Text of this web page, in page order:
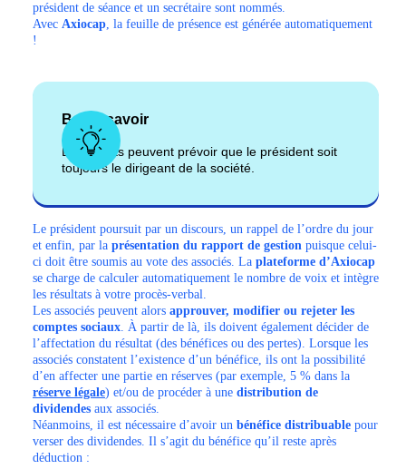
président de séance et un secrétaire sont nommés.
Avec Axiocap, la feuille de présence est générée automatiquement
!
Bon à savoir
Les statuts peuvent prévoir que le président soit
toujours le dirigeant de la société.
Le président poursuit par un discours, un rappel de l’ordre du jour
et enfin, par la présentation du rapport de gestion puisque celui-
ci doit être soumis au vote des associés. La plateforme d’Axiocap
se charge de calculer automatiquement le nombre de voix et intègre
les résultats à votre procès-verbal.
Les associés peuvent alors approuver, modifier ou rejeter les
comptes sociaux. À partir de là, ils doivent également décider de
l’affectation du résultat (des bénéfices ou des pertes). Lorsque les
associés constatent l’existence d’un bénéfice, ils ont la possibilité
d’en affecter une partie en réserves (par exemple, 5 % dans la
réserve légale) et/ou de procéder à une distribution de
dividendes aux associés.
Néanmoins, il est nécessaire d’avoir un bénéfice distribuable pour
verser des dividendes. Il s’agit du bénéfice qu’il reste après
déduction :